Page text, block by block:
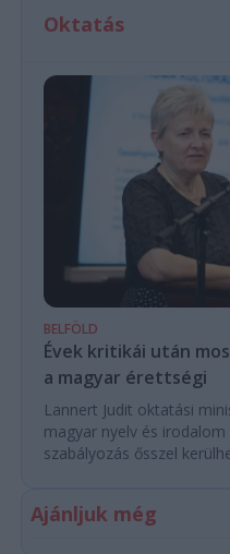
Oktatás
BELFÖLD
Évek kritikái után
a magyar érettségi
Lannert Judit oktatási
magyar nyelv és
szabályozás ősszel
Ajánljuk még